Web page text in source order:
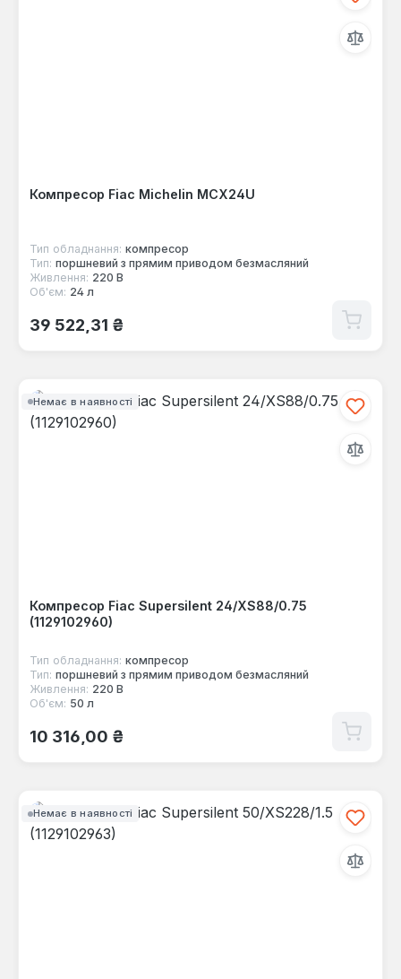
Компресор Fiac Michelin MCX24U
Тип обладнання: компресор
Тип: поршневий з прямим приводом безмасляний
Живлення: 220 В
Об'єм: 24 л
Звичайна ціна:
39 522,31 ₴
Немає в наявності
Компресор Fiac Supersilent 24/XS88/0.75
(1129102960)
Тип обладнання: компресор
Тип: поршневий з прямим приводом безмасляний
Живлення: 220 В
Об'єм: 50 л
Звичайна ціна:
10 316,00 ₴
Немає в наявності